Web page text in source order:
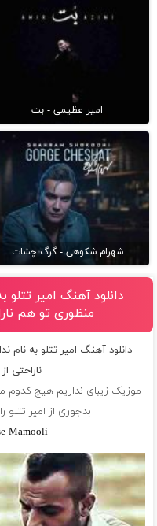
امیر عظیمی - بت
شهرام شکوهی - گرگ چشات
دانلود آهنگ امیر
منظوری تو هم
دانلود آهنگ امیر تتلو به
ناراحتی
موزیک زیبای نداریم هیچ کدوم
بدجوری از امیر تتلو
Mamooli